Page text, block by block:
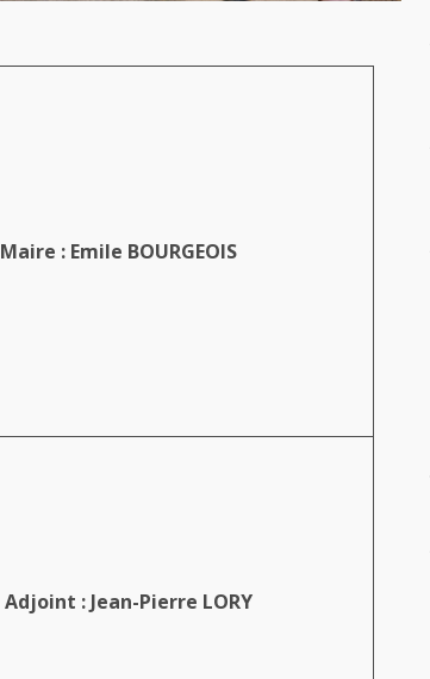
Maire : Emile BOURGEOIS
Adjoint : Jean-Pierre LORY